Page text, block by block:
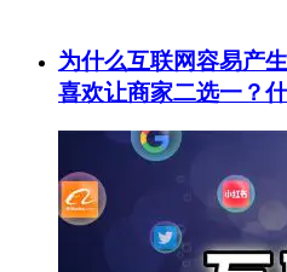
为什么互联网容易产
喜欢让商家二选一？